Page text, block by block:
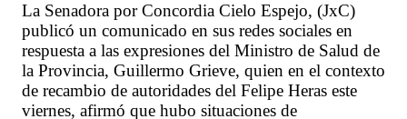
La Senadora por Concordia Cielo Espejo, (JxC)
publicó un comunicado en sus redes sociales en
respuesta a las expresiones del Ministro de Salud de
la Provincia, Guillermo Grieve, quien en el contexto
de recambio de autoridades del Felipe Heras este
viernes, afirmó que hubo situaciones de